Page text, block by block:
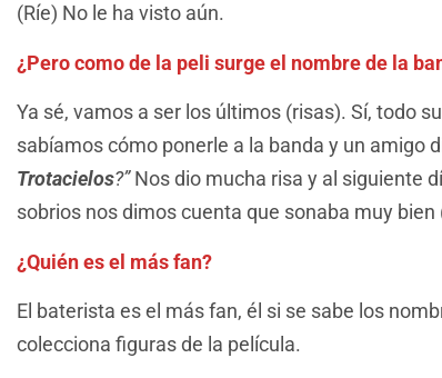
(Ríe) No le ha visto aún.
¿Pero como de la peli surge el nombre de la
Ya sé, vamos a ser los últimos (risas). Sí, todo
sabíamos cómo ponerle a la banda y un amigo
Trotacielos?”Nos dio mucha risa y al siguiente
sobrios nos dimos cuenta que sonaba muy bien
¿Quién es el más fan?
El baterista es el más fan, él si se sabe los
colecciona figuras de la película.